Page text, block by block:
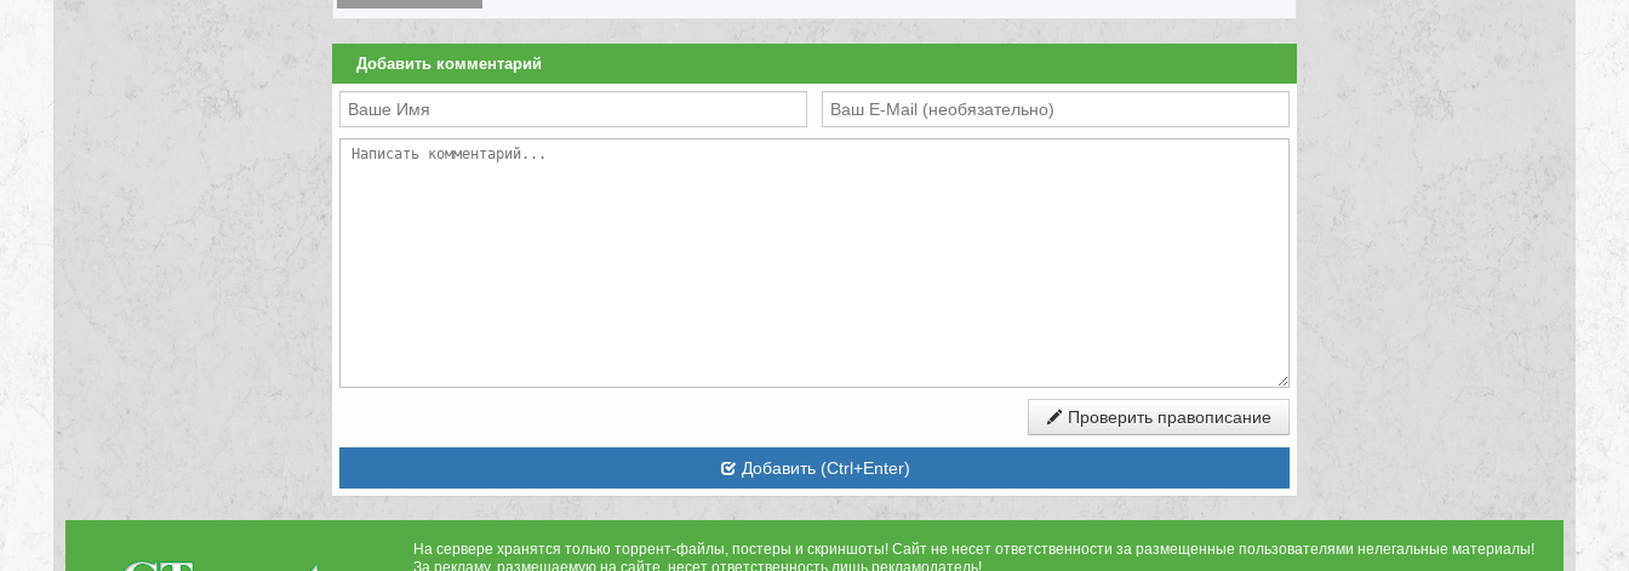
Добавить комментарий
Проверить правописание
Добавить (Ctrl+Enter)
На сервере хранятся только торрент-файлы, постеры и скриншоты! Сайт не несет ответственности за размещенные пользователями нелегальные материалы!
За рекламу, размещаемую на сайте, несет ответственность лишь рекламодатель!